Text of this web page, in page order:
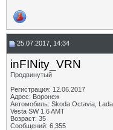
25.07.2017, 14:34
inFINity_VRN
Продвинутый
Регистрация: 12.06.2017
Адрес: Воронеж
Автомобиль: Skoda Octavia, Lada
Vesta SW 1.6 AMT
Возраст: 35
Сообщений: 6,355